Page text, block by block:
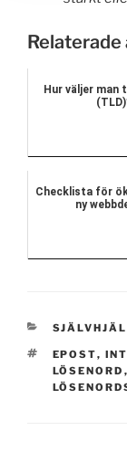
Hur väljer man
Checklista för
ny
TAGGAR
EPOST,
LÖSENORD ,